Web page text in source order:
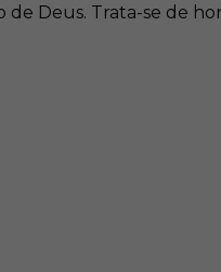
Deus. Trata-se de